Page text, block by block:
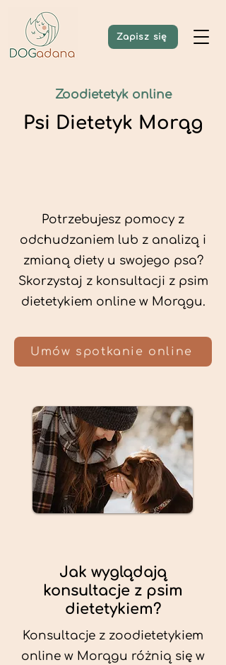
Zapisz się
Zoodietetyk online
Psi Dietetyk Morąg
Potrzebujesz pomocy z
odchudzaniem lub z analizą i
zmianą diety u swojego psa?
Skorzystaj z konsultacji z psim
dietetykiem online w Morągu.
Umów spotkanie online
Jak wyglądają
konsultacje z psim
dietetykiem?
Konsultacje z zoodietetykiem
online w Morągu różnią się w